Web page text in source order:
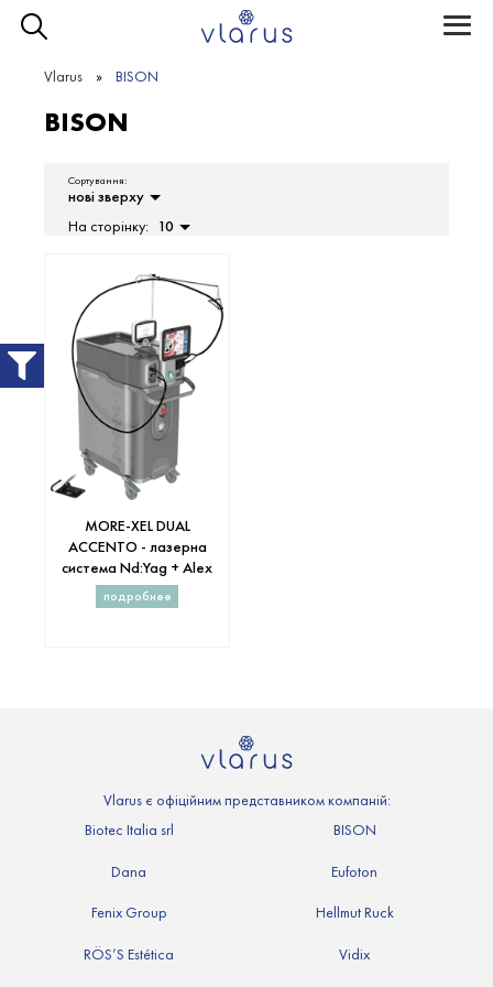
Toggle
Vlarus BISON
BISON
Сортування:
нові зверху
На сторінку: 10
MORE-XEL DUAL
ACCENTO - лазерна
система Nd:Yag + Alex
подробнее
Vlarus є офіційним представником компаній:
Biotec Italia srl
BISON
Dana Eufoton
Fenix Group Hellmut Ruck
RÖS’S Estética Vidix